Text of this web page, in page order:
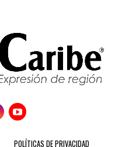
POLÍTICAS DE PRIVACIDAD